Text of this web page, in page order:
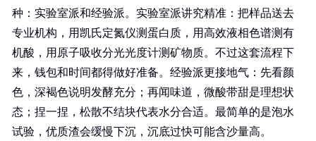
种：实验室派和经验派。实验室派讲究精准：把样品送去
专业机构，用凯氏定氮仪测蛋白质，用高效液相色谱测有
机酸，用原子吸收分光光度计测矿物质。不过这套流程下
来，钱包和时间都得做好准备。经验派更接地气：先看颜
色，深褐色说明发酵充分；再闻味道，微酸带甜是理想状
态；捏一捏，松散不结块代表水分合适。最简单的是泡水
试验，优质渣会缓慢下沉，沉底过快可能含沙量高。